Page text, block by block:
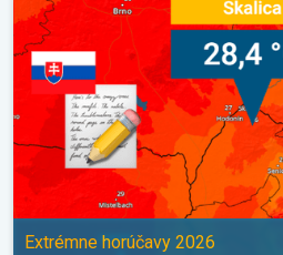
Extrémne horúčavy 2026